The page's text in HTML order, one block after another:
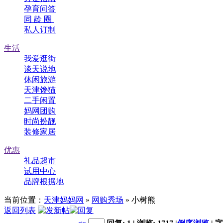
孕育问答
同 龄 圈
私人订制
生活
我爱逛街
谈天说地
休闲旅游
天津馋猫
二手闲置
妈网团购
时尚扮靓
装修家居
优惠
礼品超市
试用中心
品牌根据地
当前位置： 天津妈妈网 » 网购秀场 » 小树熊
返回列表